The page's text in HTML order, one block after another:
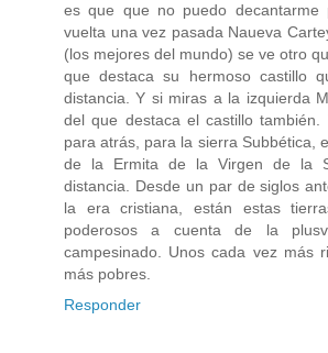
es que que no puedo decantarme
vuelta una vez pasada Naueva
(los mejores del mundo) se ve otro
que destaca su hermoso castillo
distancia. Y si miras a la izquierda
del que destaca el castillo
para atrás, para la sierra Subbética,
de la Ermita de la Virgen de la
distancia. Desde un par de siglos
la era cristiana, están estas
poderosos a cuenta de la
campesinado. Unos cada vez más
más pobres.
Responder